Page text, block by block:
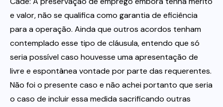
e valor, não se qualifica como garantia de eficiência
para a operação. Ainda que outros acordos tenham
contemplado esse tipo de cláusula, entendo que só
seria possível caso houvesse uma apresentação de
livre e espontânea vontade por parte das requerentes.
Não foi o presente caso e não achei portanto que seria
o caso de incluir essa medida sacrificando outras